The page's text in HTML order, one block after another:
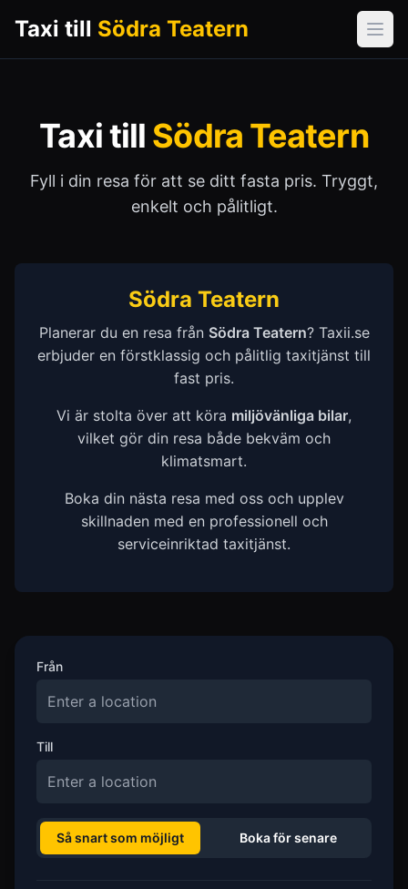
Taxi till Södra Teatern
Taxi till Södra Teatern
Fyll i din resa för att se ditt fasta pris. Tryggt,
enkelt och pålitligt.
Södra Teatern
Planerar du en resa från Södra Teatern? Taxii.se
erbjuder en förstklassig och pålitlig taxitjänst till
fast pris.
Vi är stolta över att köra miljövänliga bilar,
vilket gör din resa både bekväm och
klimatsmart.
Boka din nästa resa med oss och upplev
skillnaden med en professionell och
serviceinriktad taxitjänst.
Från
Till
Så snart som möjligt Boka för senare